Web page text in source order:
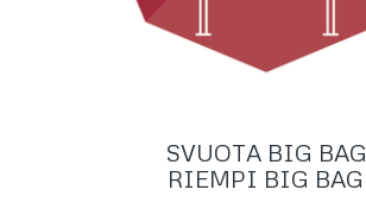
SVUOTA BIG BAG
RIEMPI BIG BAG